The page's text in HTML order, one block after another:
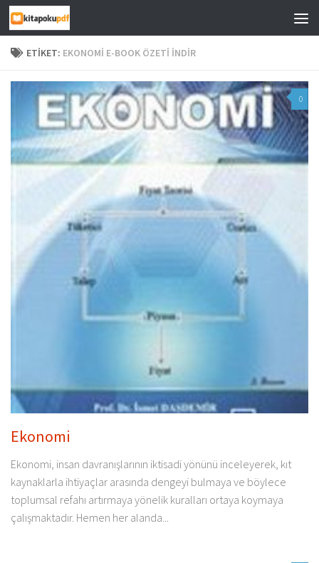
Skip to content
ETIKET: EKONOMI E-BOOK ÖZETI İNDIR
0
Ekonomi
Ekonomi, insan davranışlarının iktisadi yönünü inceleyerek, kıt
kaynaklarla ihtiyaçlar arasında dengeyi bulmaya ve böylece
toplumsal refahı artırmaya yönelik kuralları ortaya koymaya
çalışmaktadır. Hemen her alanda...